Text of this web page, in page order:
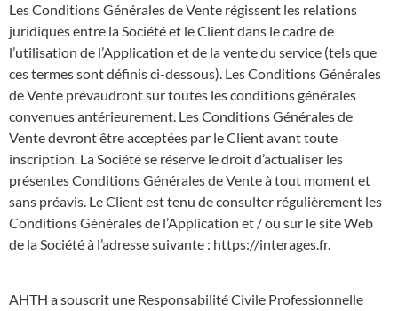
Les Conditions Générales de Vente régissent les relations
juridiques entre la Société et le Client dans le cadre de
l’utilisation de l’Application et de la vente du service (tels que
ces termes sont définis ci-dessous). Les Conditions Générales
de Vente prévaudront sur toutes les conditions générales
convenues antérieurement. Les Conditions Générales de
Vente devront être acceptées par le Client avant toute
inscription. La Société se réserve le droit d’actualiser les
présentes Conditions Générales de Vente à tout moment et
sans préavis. Le Client est tenu de consulter régulièrement les
Conditions Générales de l’Application et / ou sur le site Web
de la Société à l’adresse suivante : https://interages.fr.
AHTH a souscrit une Responsabilité Civile Professionnelle